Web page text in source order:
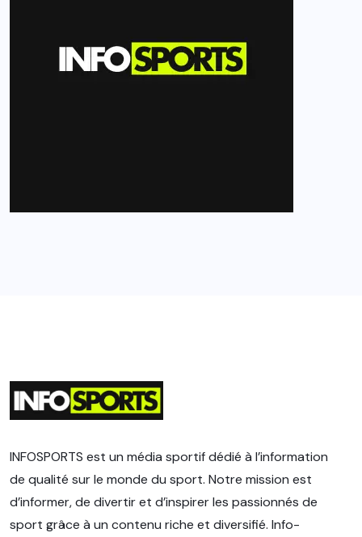
INFOSPORTS est un média sportif dédié à l’information
de qualité sur le monde du sport. Notre mission est
d’informer, de divertir et d’inspirer les passionnés de
sport grâce à un contenu riche et diversifié. Info-